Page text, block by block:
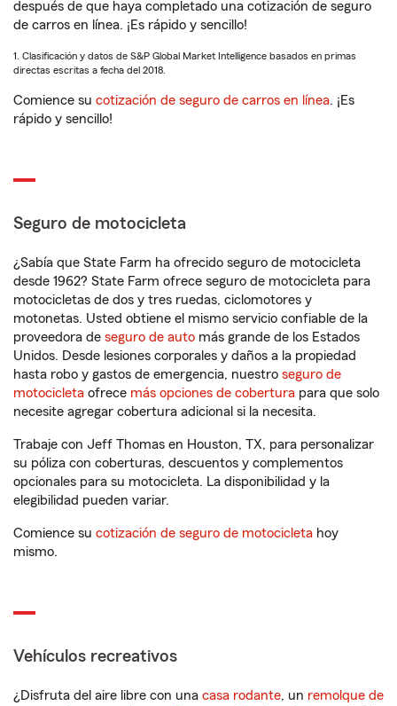
después de que haya completado una cotización de seguro
de carros en línea. ¡Es rápido y sencillo!
1. Clasificación y datos de S&P Global Market Intelligence basados en primas
directas escritas a fecha del 2018.
Comience su cotización de seguro de carros en línea. ¡Es
rápido y sencillo!
Seguro de motocicleta
¿Sabía que State Farm ha ofrecido seguro de motocicleta
desde 1962? State Farm ofrece seguro de motocicleta para
motocicletas de dos y tres ruedas, ciclomotores y
motonetas. Usted obtiene el mismo servicio confiable de la
proveedora de seguro de auto más grande de los Estados
Unidos. Desde lesiones corporales y daños a la propiedad
hasta robo y gastos de emergencia, nuestro seguro de
motocicleta ofrece más opciones de cobertura para que solo
necesite agregar cobertura adicional si la necesita.
Trabaje con Jeff Thomas en Houston, TX, para personalizar
su póliza con coberturas, descuentos y complementos
opcionales para su motocicleta. La disponibilidad y la
elegibilidad pueden variar.
Comience su cotización de seguro de motocicleta hoy
mismo.
Vehículos recreativos
¿Disfruta del aire libre con una casa rodante, un remolque de